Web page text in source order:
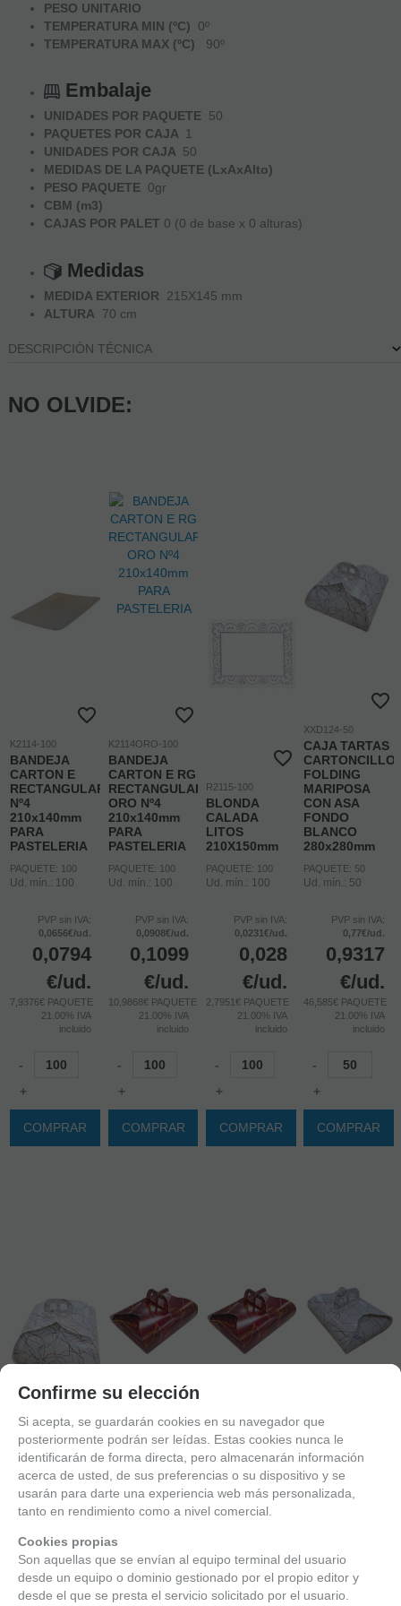
PESO UNITARIO
TEMPERATURA MIN (ºC)
0º
TEMPERATURA MAX (ºC) 90º
Embalaje
UNIDADES POR PAQUETE 50
PAQUETES POR CAJA 1
UNIDADES POR CAJA 50
MEDIDAS DE LA PAQUETE (LxAxAlto)
PESO PAQUETE 0gr
CBM (m3)
CAJAS POR PALET 0 (0 de base x 0 alturas)
Medidas
MEDIDA EXTERIOR 215X145 mm
ALTURA 70 cm
DESCRIPCIÓN TÉCNICA
NO OLVIDE:
K2114-100
BANDEJA
CARTON E
RECTANGULAR
Nº4
210x140mm
PARA
PASTELERIA
PAQUETE: 100
Ud. mín.: 100
PVP sin IVA:
0,0656€/ud.
0,0794
€/ud.
7,9376€ PAQUETE
21.00% IVA
incluido
-
+
COMPRAR
K2114ORO-100
BANDEJA
CARTON E RG
RECTANGULAR
ORO Nº4
210x140mm
PARA
PASTELERIA
PAQUETE: 100
Ud. mín.: 100
PVP sin IVA:
0,0908€/ud.
0,1099
€/ud.
10,9868€ PAQUETE
21.00% IVA
incluido
-
+
COMPRAR
R2115-100
BLONDA
CALADA
LITOS
210X150mm
PAQUETE: 100
Ud. mín.: 100
PVP sin IVA:
0,0231€/ud.
0,028
€/ud.
2,7951€ PAQUETE
21.00% IVA
incluido
-
+
COMPRAR
XXD124-50
CAJA TARTAS
CARTONCILLO
FOLDING
MARIPOSA
CON ASA
FONDO
BLANCO
280x280mm
PAQUETE: 50
Ud. mín.: 50
PVP sin IVA:
0,77€/ud.
0,9317
€/ud.
46,585€ PAQUETE
21.00% IVA
incluido
-
+
COMPRAR
CAJA TARTAS
CARTONCILLO
FOLDING
CON ASA
FONDO
BLANCO
300x300mm
XXD210-50
CAJA
PASTELES
CARTONCILLO
FOLDING
CON ASA
FONDO
BURDEOS
215X145X70mm
XXD218-50
CAJA
PASTELES
CARTONCILLO
FOLDING
FONDO
BURDEOS
232X165X70mm
XXD222-50
CAJA
PASTELES
CARTONCILLO
FONDO
BLANCO
252X182X70mm
Política de gestión de Cookies
Utilizamos cookies propias para el correcto funcionamiento del
sitio. Además, se utilizan otras de terceros que analizan cómo
se usan nuestros servicios para mejorar la experiencia de
usuario, divulgar ofertas comerciales personalizadas o realizar
análisis de sus hábitos de navegación. Pulse el botón para
aceptarlas o “Configurar” para poder bloquearlas.
Puede revisar toda la información y retirar su consentimiento en
cualquier momento desde nuestraPolítica de Cookies.
Confirme su elección
Si acepta, se guardarán cookies en su navegador que
posteriormente podrán ser leídas. Estas cookies nunca le
identificarán de forma directa, pero almacenarán información
acerca de usted, de sus preferencias o su dispositivo y se
usarán para darte una experiencia web más personalizada,
tanto en rendimiento como a nivel comercial.
Cookies propias
Son aquellas que se envían al equipo terminal del usuario
desde un equipo o dominio gestionado por el propio editor y
desde el que se presta el servicio solicitado por el usuario.